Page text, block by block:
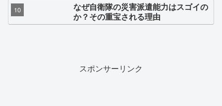
なぜ自衛隊の災害派遣能力はスゴイの
か？その重宝される理由
スポンサーリンク